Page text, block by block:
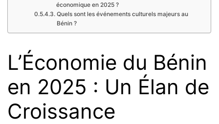
économique en 2025 ?
Quels sont les événements culturels majeurs au
Bénin ?
L’Économie du Bénin
en 2025 : Un Élan de
Croissance